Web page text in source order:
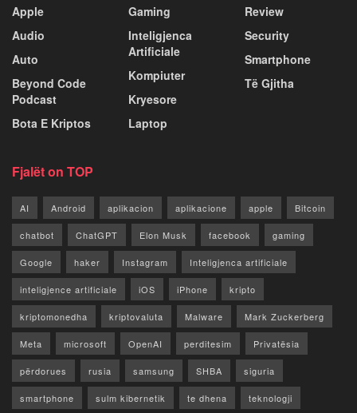
Apple
Audio
Auto
Beyond Code
Podcast
Bota E Kriptos
Gaming
Inteligjenca
Artificiale
Kompiuter
Kryesore
Laptop
Review
Security
Smartphone
Të Gjitha
Fjalët on TOP
AI Android aplikacion aplikacione apple Bitcoin
chatbot ChatGPT Elon Musk facebook gaming
Google haker Instagram Inteligjenca artificiale
inteligjence artificiale iOS iPhone kripto
kriptomonedha kriptovaluta Malware Mark Zuckerberg
Meta microsoft OpenAI perditesim Privatësia
përdorues rusia samsung SHBA siguria
smartphone sulm kibernetik te dhena teknologji